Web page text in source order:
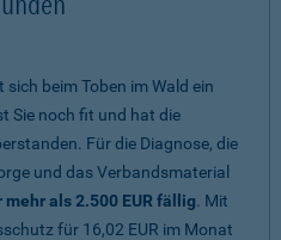
beim Toben im Wald ein
Sie noch fit und hat die
Für die Diagnose, die
und das Verbandsmaterial
als 2.500 EUR fällig. Mit
für 16,02 EUR im Monat